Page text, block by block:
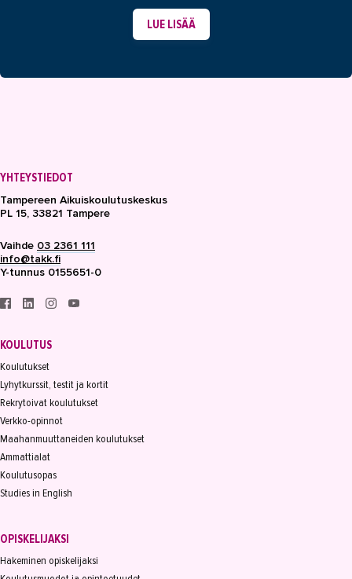
LUE LISÄÄ
YHTEYSTIEDOT
Tampereen Aikuiskoulutuskeskus
PL 15, 33821 Tampere
Vaihde 03 2361 111
info@takk.fi
Y-tunnus 0155651-0
KOULUTUS
Koulutukset
Lyhytkurssit, testit ja kortit
Rekrytoivat koulutukset
Verkko-opinnot
Maahanmuuttaneiden koulutukset
Ammattialat
Koulutusopas
Studies in English
OPISKELIJAKSI
Hakeminen opiskelijaksi